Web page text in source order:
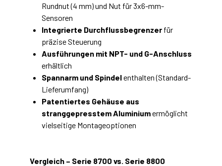
Rundnut (4 mm) und Nut für 3x6-mm-
Sensoren
Integrierte Durchflussbegrenzer für
präzise Steuerung
Ausführungen mit NPT- und G-Anschluss
erhältlich
Spannarm und Spindelenthalten (Standard-
Lieferumfang)
Patentiertes Gehäuse aus
stranggepresstem Aluminiumermöglicht
vielseitige Montageoptionen
Vergleich – Serie 8700 vs. Serie 8800